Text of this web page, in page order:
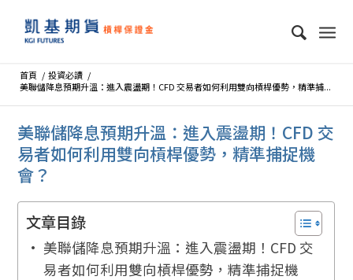
首頁 / 投資必讀 /
美聯儲降息預期升溫：進入震盪期！CFD 交易者如何利用雙向槓桿優勢，精準捕...
美聯儲降息預期升溫：進入震盪期！CFD 交
易者如何利用雙向槓桿優勢，精準捕捉機
會？
文章目錄
美聯儲降息預期升溫：進入震盪期！CFD 交
易者如何利用雙向槓桿優勢，精準捕捉機